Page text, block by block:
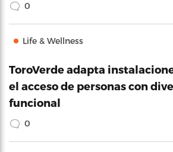
0
Life & Wellness
ToroVerde adapta
el acceso de personas con
funcional
0